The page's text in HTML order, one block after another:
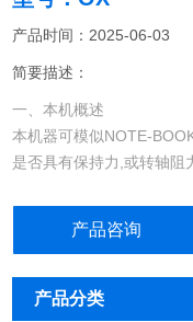
产品时间：2025-06-03
简要描述：
一、本机概述
本机器可模似NOTE-
是否具有保持力,或转轴阻
产品咨询
产品分类